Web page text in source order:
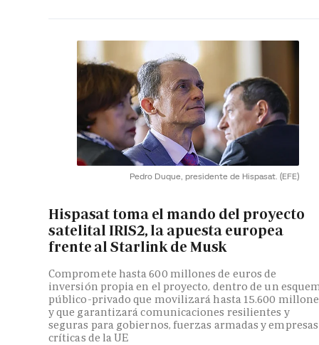
Pedro Duque, presidente de Hispasat. (EFE)
Hispasat toma el mando del proyecto
satelital IRIS2, la apuesta europea
frente al Starlink de Musk
Compromete hasta 600 millones de euros de
inversión propia en el proyecto, dentro de un
público-privado que movilizará hasta 15.600
y que garantizará comunicaciones resilientes y
seguras para gobiernos, fuerzas armadas y empresas
críticas de la UE